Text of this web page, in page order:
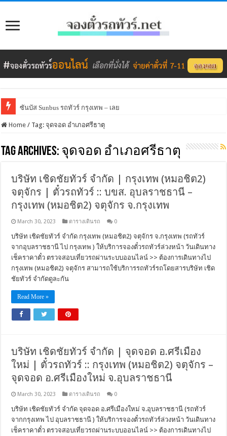
ซันบัส Sunbus รถทัวร์ กรุงเทพ – เลย
Home / Tag:จุดจอด อำเภอศรีธาตุ
Tag Archives: จุดจอด อำเภอศรีธาตุ
บริษัท เชิดชัยทัวร์ จำกัด | กรุงเทพ (หมอชิต2)
จตุจักร | ตั๋วรถทัวร์ :: บขส. อุบลราชธานี –
กรุงเทพ (หมอชิต2) จตุจักร จ.กรุงเทพ
March 30, 2023 ตารางเดินรถ 0
บริษัท เชิดชัยทัวร์ จำกัด กรุงเทพ (หมอชิต2) จตุจักร จ.กรุงเทพ (รถทัวร์
จากอุบลราชธานี ไป กรุงเทพ ) ให้บริการจองตั๋วรถทัวร์ล่วงหน้า วันเดินทาง
เช็คราคาตั๋ว ตรวจสอบเที่ยวรถผ่านระบบออนไลน์ >> ต้องการเดินทางไป
กรุงเทพ (หมอชิต2) จตุจักร สามารถใช้บริการรถทัวร์รถโดยสารบริษัท เชิด
ชัยทัวร์ จำกัดดูละกัน
Read More »
บริษัท เชิดชัยทัวร์ จำกัด | จุดจอด อ.ศรีเมือง
ใหม่ | ตั๋วรถทัวร์ :: กรุงเทพ (หมอชิต2) จตุจักร –
จุดจอด อ.ศรีเมืองใหม่ จ.อุบลราชธานี
March 30, 2023 ตารางเดินรถ 0
บริษัท เชิดชัยทัวร์ จำกัด จุดจอด อ.ศรีเมืองใหม่ จ.อุบลราชธานี (รถทัวร์
จากกรุงเทพ ไป อุบลราชธานี ) ให้บริการจองตั๋วรถทัวร์ล่วงหน้า วันเดินทาง
เช็คราคาตั๋ว ตรวจสอบเที่ยวรถผ่านระบบออนไลน์ >> ต้องการเดินทางไป